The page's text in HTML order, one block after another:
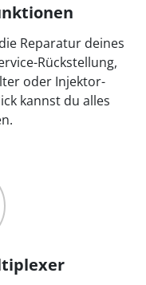
Reparatur deines
Rückstellung,
oder Injektor-
kannst du alles